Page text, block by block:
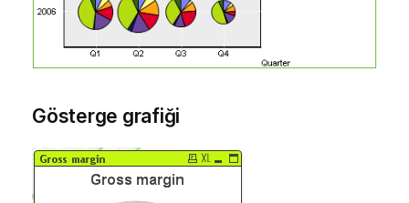
Gösterge grafiği